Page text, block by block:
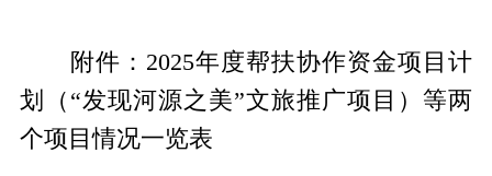
附件：2025年度帮扶协作资金项目计
划（ “发现河源之美”文旅推广项目 ）等两
个项目情况一览表